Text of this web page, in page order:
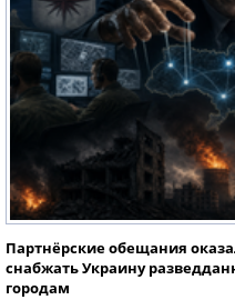
Партнёрские обещания
снабжать Украину
городам